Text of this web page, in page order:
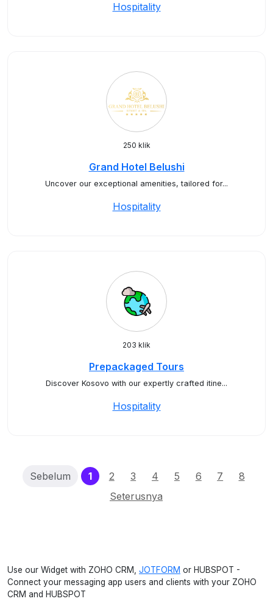
Hospitality
250 klik
Grand Hotel Belushi
Uncover our exceptional amenities, tailored for...
Hospitality
203 klik
Prepackaged Tours
Discover Kosovo with our expertly crafted itine...
Hospitality
Sebelum 1(current)
2 3 4 5 6 7
8
Seterusnya
Use our Widget with ZOHO CRM, JOTFORM or HUBSPOT -
Connect your messaging app users and clients with your ZOHO
CRM and HUBSPOT